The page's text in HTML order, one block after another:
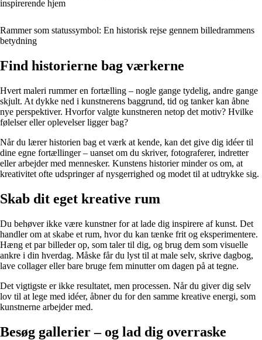
inspirerende hjem
Rammer som statussymbol: En historisk rejse gennem billedrammens
betydning
Find historierne bag værkerne
Hvert maleri rummer en fortælling – nogle gange tydelig, andre gange
skjult. At dykke ned i kunstnerens baggrund, tid og tanker kan åbne
nye perspektiver. Hvorfor valgte kunstneren netop det motiv? Hvilke
følelser eller oplevelser ligger bag?
Når du lærer historien bag et værk at kende, kan det give dig idéer til
dine egne fortællinger – uanset om du skriver, fotograferer, indretter
eller arbejder med mennesker. Kunstens historier minder os om, at
kreativitet ofte udspringer af nysgerrighed og modet til at udtrykke sig.
Skab dit eget kreative rum
Du behøver ikke være kunstner for at lade dig inspirere af kunst. Det
handler om at skabe et rum, hvor du kan tænke frit og eksperimentere.
Hæng et par billeder op, som taler til dig, og brug dem som visuelle
ankre i din hverdag. Måske får du lyst til at male selv, skrive dagbog,
lave collager eller bare bruge fem minutter om dagen på at tegne.
Det vigtigste er ikke resultatet, men processen. Når du giver dig selv
lov til at lege med idéer, åbner du for den samme kreative energi, som
kunstnerne arbejder med.
Besøg gallerier – og lad dig overraske